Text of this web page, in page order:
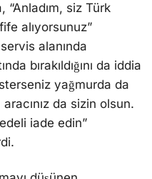
“Anladım, siz Türk
alıyorsunuz”
alanında
bırakıldığını da iddia
yağmurda da
da sizin olsun.
iade edin”